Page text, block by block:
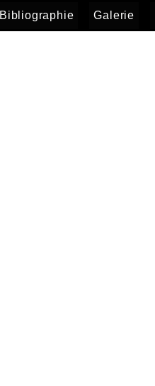
Bibliographie Galerie